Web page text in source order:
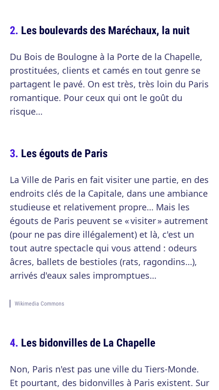
Les boulevards des Maréchaux, la nuit
Du Bois de Boulogne à la Porte de la Chapelle,
prostituées, clients et camés en tout genre se
partagent le pavé. On est très, très loin du Paris
romantique. Pour ceux qui ont le goût du
risque…
Les égouts de Paris
La Ville de Paris en fait visiter une partie, en des
endroits clés de la Capitale, dans une ambiance
studieuse et relativement propre… Mais les
égouts de Paris peuvent se « visiter » autrement
(pour ne pas dire illégalement) et là, c'est un
tout autre spectacle qui vous attend : odeurs
âcres, ballets de bestioles (rats, ragondins…),
arrivés d'eaux sales impromptues…
Wikimedia Commons
Les bidonvilles de La Chapelle
Non, Paris n'est pas une ville du Tiers-Monde.
Et pourtant, des bidonvilles à Paris existent. Sur